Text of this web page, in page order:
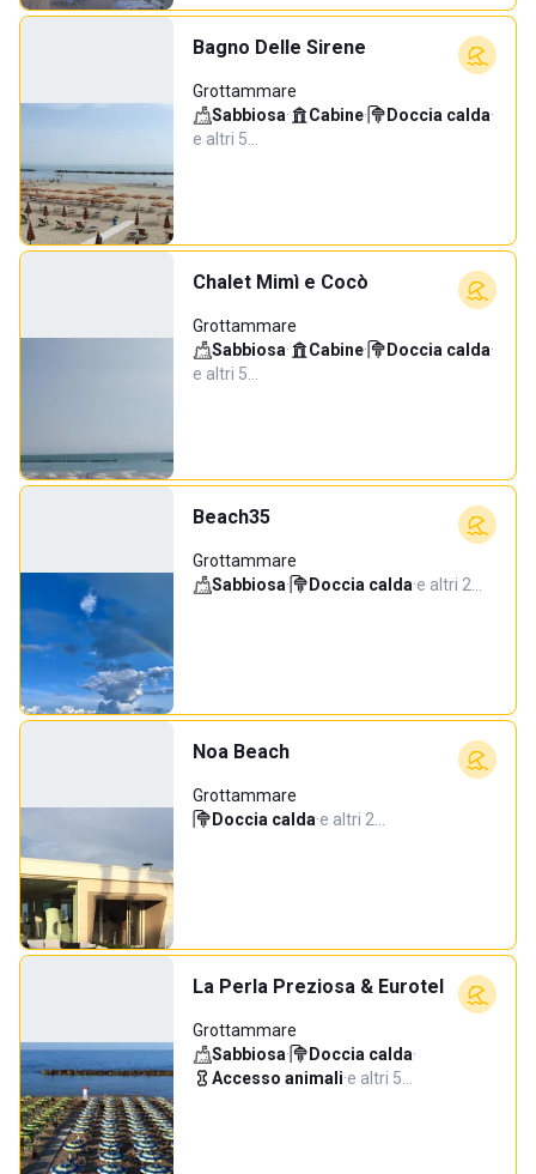
Bagno Delle Sirene
Grottammare
Sabbiosa· Cabine· Doccia calda·
e altri 5…
Chalet Mimì e Cocò
Grottammare
Sabbiosa· Cabine· Doccia calda·
e altri 5…
Beach35
Grottammare
Sabbiosa· Doccia calda·e altri 2…
Noa Beach
Grottammare
Doccia calda·e altri 2…
La Perla Preziosa & Eurotel
Grottammare
Sabbiosa· Doccia calda·
Accesso animali·e altri 5…